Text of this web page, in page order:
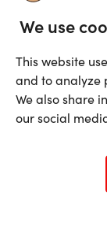
Vous faites
©2025 Prezzee
We use
This website
and to analyze
We also share
our social